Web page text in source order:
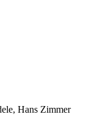
Hans Zimmer